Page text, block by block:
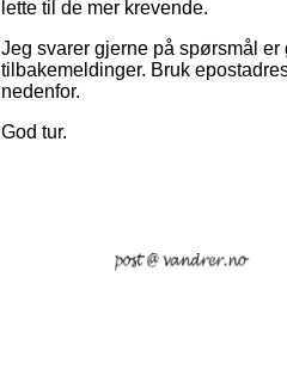
lette til de mer krevende.
Jeg svarer gjerne på spørsmål er
tilbakemeldinger. Bruk
nedenfor.
God tur.